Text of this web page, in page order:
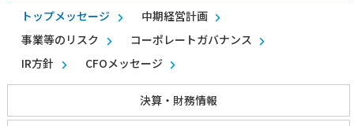
トップメッセージ
中期経営計画
事業等のリスク
コーポレートガバナンス
IR方針
CFOメッセージ
決算・財務情報